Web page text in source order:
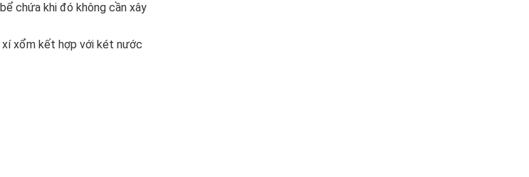
chứa khi đó không cần xây
xí xổm kết hợp với két nước